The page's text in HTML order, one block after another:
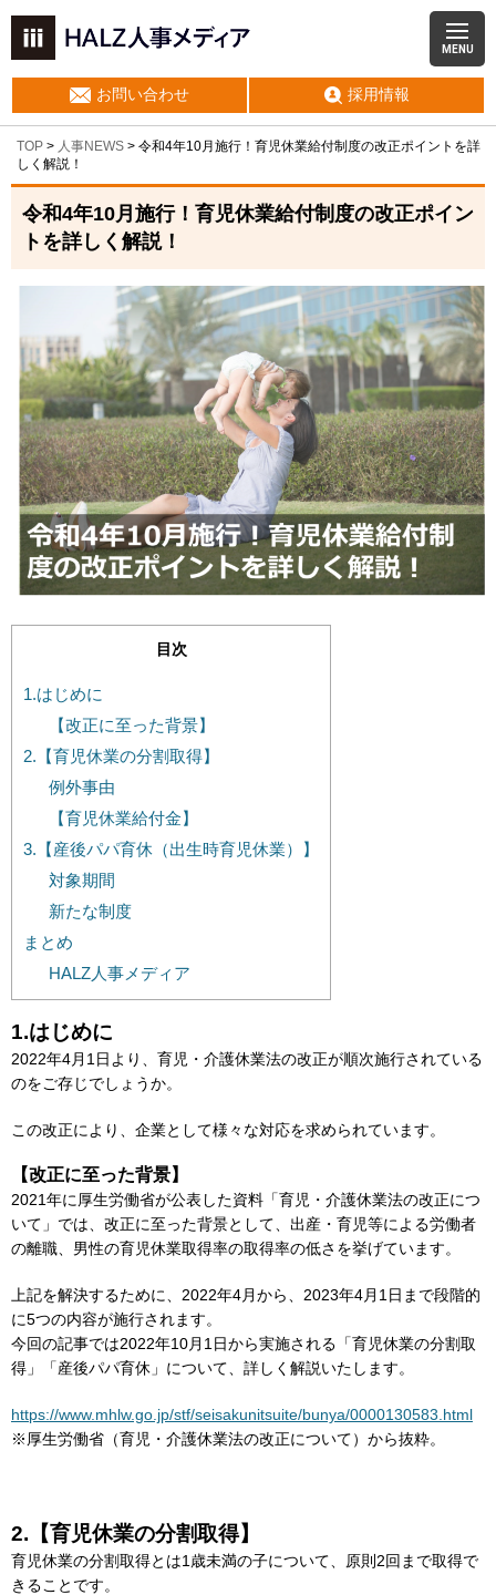
MENU
お問い合わせ 採用情報
TOP > 人事NEWS > 令和4年10月施行！育児休業給付制度の改正ポイントを詳
しく解説！
令和4年10月施行！育児休業給付制度の改正ポイン
トを詳しく解説！
目次
1.はじめに
【改正に至った背景】
2.【育児休業の分割取得】
例外事由
【育児休業給付金】
3.【産後パパ育休（出生時育児休業）】
対象期間
新たな制度
まとめ
HALZ人事メディア
1.はじめに
2022年4月1日より、育児・介護休業法の改正が順次施行されている
のをご存じでしょうか。
この改正により、企業として様々な対応を求められています。
【改正に至った背景】
2021年に厚生労働省が公表した資料「育児・介護休業法の改正につ
いて」では、改正に至った背景として、出産・育児等による労働者
の離職、男性の育児休業取得率の取得率の低さを挙げています。
上記を解決するために、2022年4月から、2023年4月1日まで段階的
に5つの内容が施行されます。
今回の記事では2022年10月1日から実施される「育児休業の分割取
得」「産後パパ育休」について、詳しく解説いたします。
https://www.mhlw.go.jp/stf/seisakunitsuite/bunya/0000130583.html
※厚生労働省（育児・介護休業法の改正について）から抜粋。
2.【育児休業の分割取得】
育児休業の分割取得とは1歳未満の子について、原則2回まで取得で
きることです。